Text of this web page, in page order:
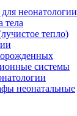
неонатологии
тела
тепло)
системы
неонатальные